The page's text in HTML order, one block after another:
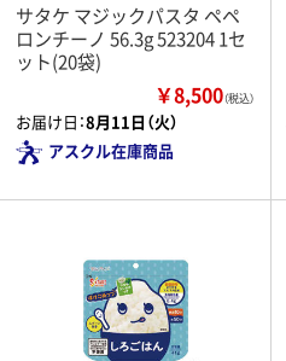
サタケ マジックパスタ ペペ
ロンチーノ 56.3g 523204 1セ
ット(20袋)
￥8,500（税込）
お届け日：8月11日（火）
アスクル在庫商品